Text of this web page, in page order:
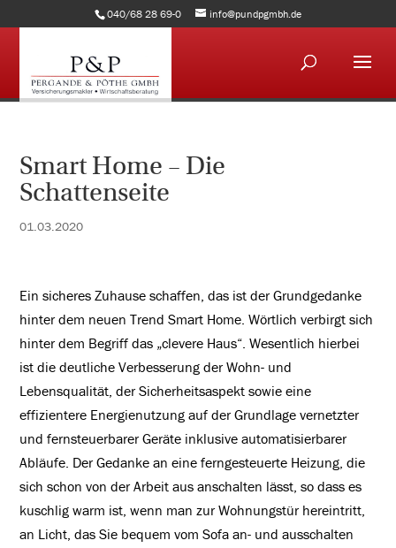
040/68 28 69-0 info@pundpgmbh.de
Smart Home – Die
Schattenseite
01.03.2020
Ein sicheres Zuhause schaffen, das ist der Grundgedanke
hinter dem neuen Trend Smart Home. Wörtlich verbirgt sich
hinter dem Begriff das „clevere Haus“. Wesentlich hierbei
ist die deutliche Verbesserung der Wohn- und
Lebensqualität, der Sicherheitsaspekt sowie eine
effizientere Energienutzung auf der Grundlage vernetzter
und fernsteuerbarer Geräte inklusive automatisierbarer
Abläufe. Der Gedanke an eine ferngesteuerte Heizung, die
sich schon von der Arbeit aus anschalten lässt, so dass es
kuschlig warm ist, wenn man zur Wohnungstür hereintritt,
an Licht, das Sie bequem vom Sofa an- und ausschalten